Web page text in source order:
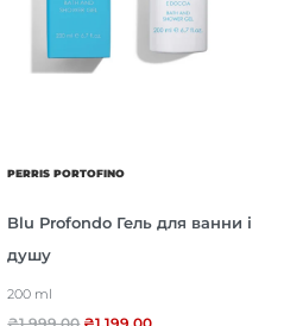
PERRIS PORTOFINO
Blu Profondo Гель для ванни і
душу
200 ml